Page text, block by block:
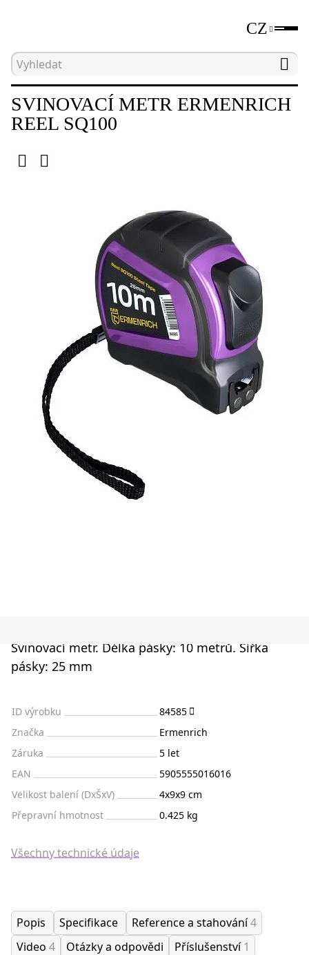
CZ
Hlavní strana Nástroje pro měření
SVINOVACÍ METR ERMENRICH
REEL SQ100
Svinovací metr. Délka pásky: 10 metrů. Šířka
pásky: 25 mm
ID výrobku
84585
Značka
Ermenrich
Záruka
5 let
EAN
5905555016016
Velikost balení (DxŠxV)
4x9x9 cm
Přepravní hmotnost
0.425 kg
Všechny technické údaje
Popis Specifikace Reference a stahování4
Video 4 Otázky a odpovědi Příslušenství1